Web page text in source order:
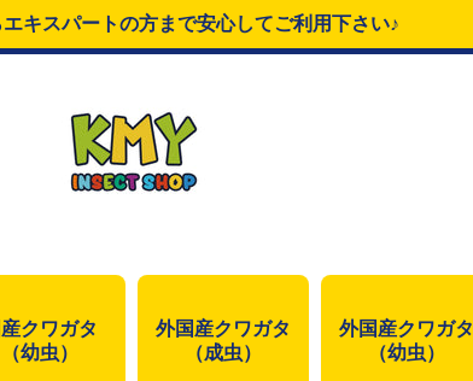
キスパートの方まで安心してご利用下さい♪
クワガタ
（幼虫）
外国産クワガタ
（成虫）
外国産クワガタ
（幼虫）